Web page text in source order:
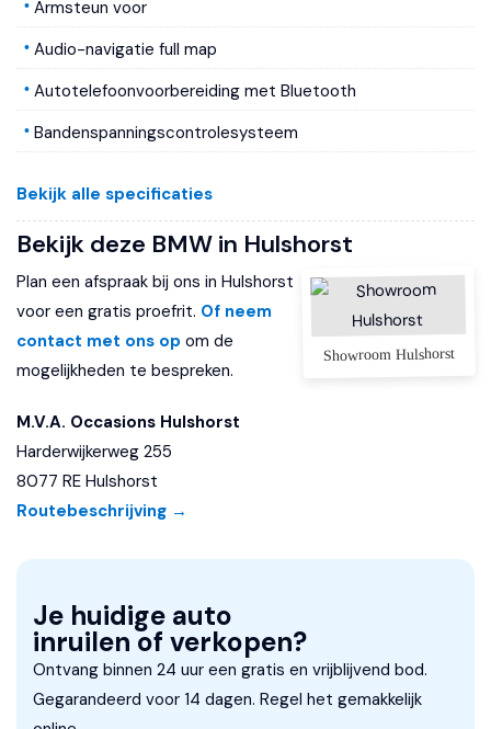
Armsteun voor
Audio-navigatie full map
Autotelefoonvoorbereiding met Bluetooth
Bandenspanningscontrolesysteem
Lederen bekleding
Lendesteunen (verstelbaar)
Navigatie-systeem full map
Radio CD-speler
Sportstuur
Stuurwiel multifunctioneel
Exterieur
Buitenspiegels elektrisch verstelbaar
Buitenspiegels inklapbaar
Buitenspiegels verwarmbaar
Bekijk alle specificaties
Bekijk deze BMW in Hulshorst
Plan een afspraak bij ons in Hulshorst
voor een gratis proefrit. Of neem
contact met ons op om de
mogelijkheden te bespreken.
M.V.A. Occasions Hulshorst
Harderwijkerweg 255
8077 RE Hulshorst
Routebeschrijving →
Showroom Hulshorst
Je huidige auto
inruilen of verkopen?
Ontvang binnen 24 uur een gratis en vrijblijvend bod.
Gegarandeerd voor 14 dagen. Regel het gemakkelijk